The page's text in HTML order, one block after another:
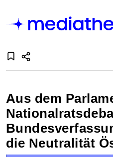
Aus dem
die Neutralität